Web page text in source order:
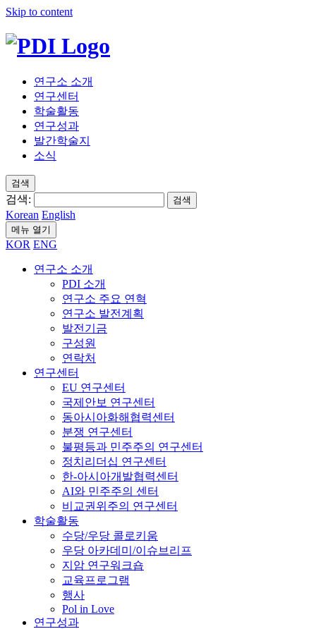
Skip to content
연구소 소개
연구센터
학술활동
연구성과
발간학술지
소식
검색
검색: 검색
Korean English
메뉴 열기
KOR ENG
연구소 소개
PDI 소개
연구소 주요 연혁
연구소 발전계획
발전기금
구성원
연락처
연구센터
EU 연구센터
국제안보 연구센터
동아시아화해협력센터
분쟁 연구센터
불평등과 민주주의 연구센터
정치리더십 연구센터
한-아시아개발협력센터
AI와 민주주의 센터
비교권위주의 연구센터
학술활동
수당/우당 콜로키움
우당 아카데미/이슈브리프
지암 연구워크숍
교육프로그램
행사
Pol in Love
연구성과